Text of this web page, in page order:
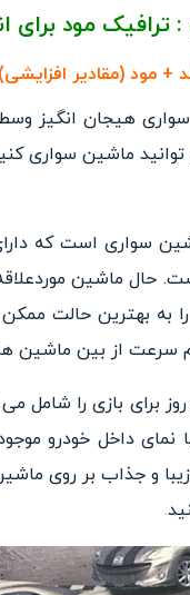
ترافیک مود برای
مود (مقادیر افزایشی)
هیجان انگیز
ماشین سواری
سواری است که
حال ماشین
به بهترین حالت
سرعت از بین ماشین
برای بازی را شامل
نمای داخل خودرو
و جذاب بر روی
.